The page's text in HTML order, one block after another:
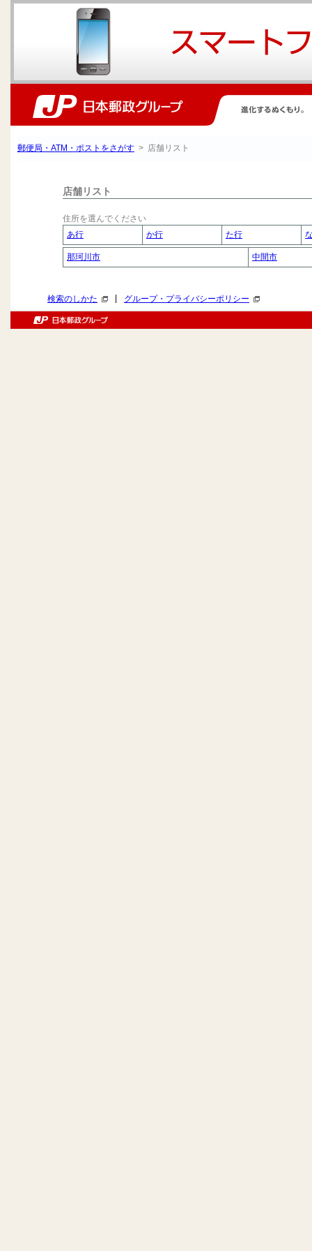
郵便局・ATM・ポストをさがす > 店舗リスト
店舗リスト
住所を選んでください
あ行
か行 た行
那珂川市 中間市
検索のしかた グループ・プライバシーポリシー